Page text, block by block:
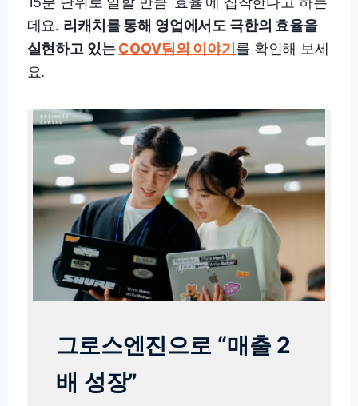
데요. 리캐치를 통해 영업에서도 극한의 효율을
실현하고 있는COOV팀의 이야기를 확인해 보세
요.
그로스엔진으로 “매출 2
배 성장”